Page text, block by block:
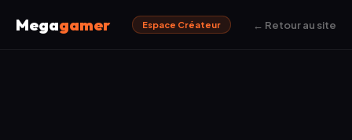
Megagamer Espace Créateur ← Retour au site